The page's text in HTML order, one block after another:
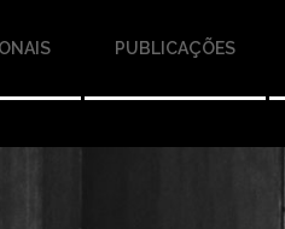
PUBLICAÇÕES